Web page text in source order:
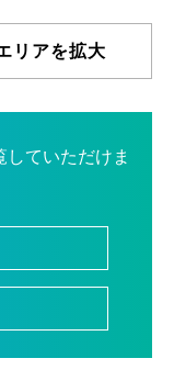
リアを拡大
ていただけま